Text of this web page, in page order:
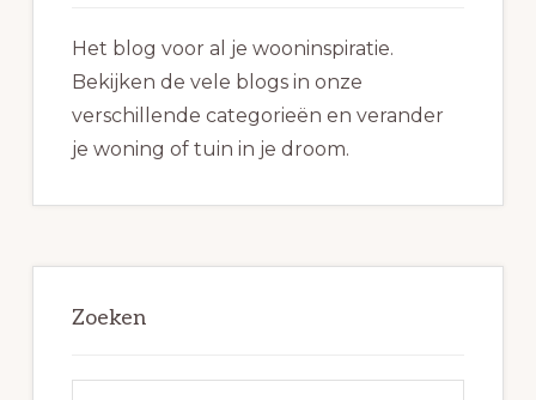
Het blog voor al je wooninspiratie.
Bekijken de vele blogs in onze
verschillende categorieën en verander
je woning of tuin in je droom.
Zoeken